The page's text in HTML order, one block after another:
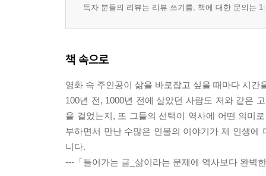
독자 분들의 리뷰는 리뷰 쓰기를, 책에 대한 문의는
책 속으로
영화 속 주인공이 삶을 바로잡고 싶을 때마다 시
100년 전, 1000년 전에 살았던 사람도 저와 같은
을 걸었는지, 또 그들의 선택이 역사에 어떤 의미
부하면서 만난 수많은 인물의 이야기가 제 인생
니다.
---「들어가는 글_삶이라는 문제에 역사보다 완벽